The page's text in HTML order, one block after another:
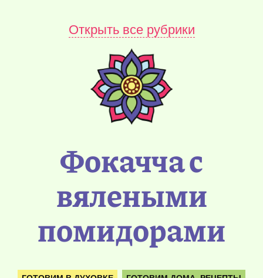
Открыть все рубрики
Фокачча с
вялеными
помидорами